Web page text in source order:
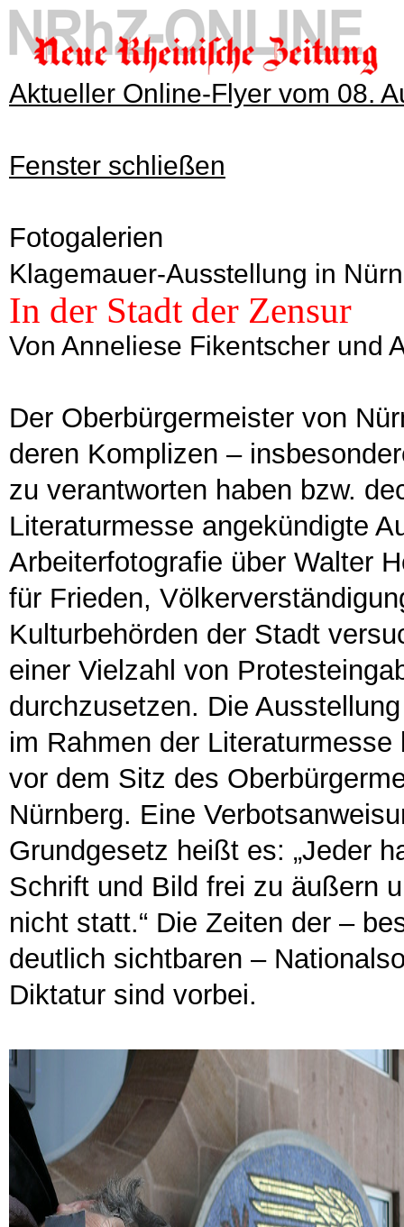
Aktueller Online-Flyer vom 08.
Fenster schließen
Fotogalerien
Klagemauer-Ausstellung in
In der Stadt der Zensur
Von Anneliese Fikentscher und
Der Oberbürgermeister von
deren Komplizen –
zu verantworten haben bzw.
Literaturmesse angekündigte
Arbeiterfotografie über Walter
für Frieden,
Kulturbehörden der Stadt
einer Vielzahl von
durchzusetzen. Die
im Rahmen der
vor dem Sitz des
Nürnberg. Eine
Grundgesetz heißt es: „Jeder
Schrift und Bild frei zu äußern
nicht statt.“ Die Zeiten der –
deutlich sichtbaren –
Diktatur sind vorbei.